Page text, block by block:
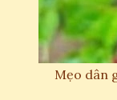
Mẹo dân